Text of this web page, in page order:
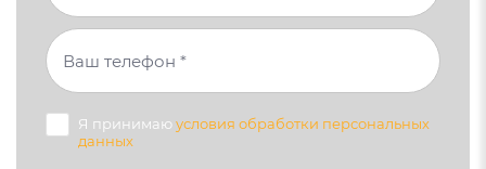
Я принимаю условия обработки персональных
данных